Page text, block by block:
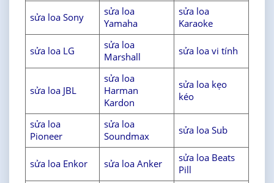
sửa loa Sony
sửa loa
Yamaha
sửa loa
Karaoke
sửa loa LG
sửa loa
Marshall
sửa loa vi tính
sửa loa JBL
sửa loa
Harman
Kardon
sửa loa kẹo
kéo
sửa loa
Pioneer
sửa loa
Soundmax
sửa loa Sub
sửa loa Enkor sửa loa Anker
sửa loa Beats
Pill